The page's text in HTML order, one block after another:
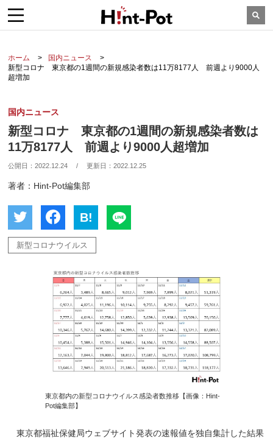
ホーム
国内ニュース
新型コロナ 東京都の1週間の新規感染者数は11万8177人 前週より9000人
超増加
国内ニュース
新型コロナ 東京都の1週間の新規感染者数は
11万8177人 前週より9000人超増加
公開日：2022.12.24 / 更新日：2022.12.25
著者：Hint-Pot編集部
B!
新型コロナウイルス
東京都内の新型コロナウイルス感染者数推移【画像：Hint-
Pot編集部】
東京都福祉保健局ウェブサイト発表の速報値を独自集計した結果